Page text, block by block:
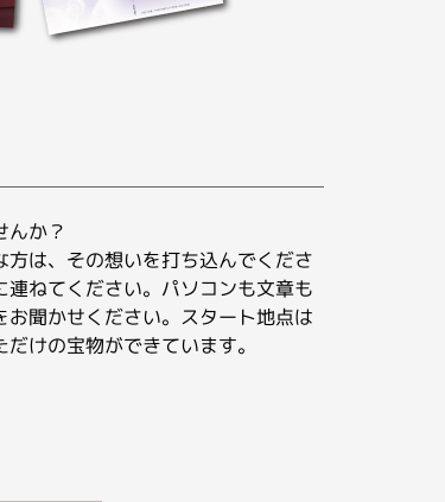
んか？
は、その想いを打ち込んでくださ
ねてください。パソコンも文章も
聞かせください。スタート地点は
けの宝物ができています。